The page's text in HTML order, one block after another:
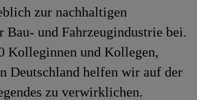
zur nachhaltigen
Bau- und Fahrzeugindustrie bei.
Kolleginnen und Kollegen,
Deutschland helfen wir auf der
zu verwirklichen.